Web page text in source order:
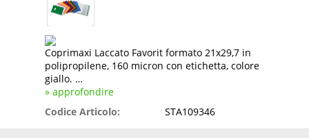
Coprimaxi Laccato Favorit formato 21x29,7 in
polipropilene, 160 micron con etichetta, colore
giallo. …
» approfondire
Codice Articolo:
STA109346